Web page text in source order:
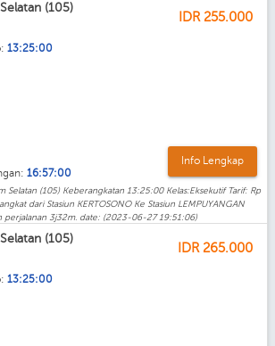
(105)
IDR 255.000
13:25:00
16:57:00
Info Lengkap
Selatan (105) Keberangkatan 13:25:00 Kelas:Eksekutif Tarif: Rp
dari Stasiun KERTOSONO Ke Stasiun LEMPUYANGAN
perjalanan 3j32m. date: (2023-06-27 19:51:06)
(105)
IDR 265.000
13:25:00